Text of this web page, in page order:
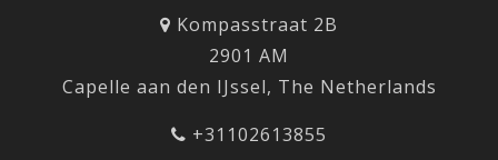
Kompasstraat 2B
2901 AM
Capelle aan den IJssel, The Netherlands
+31102613855